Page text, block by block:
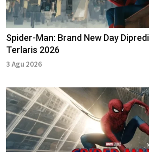
Spider-Man: Brand New Day
Terlaris 2026
3 Agu 2026